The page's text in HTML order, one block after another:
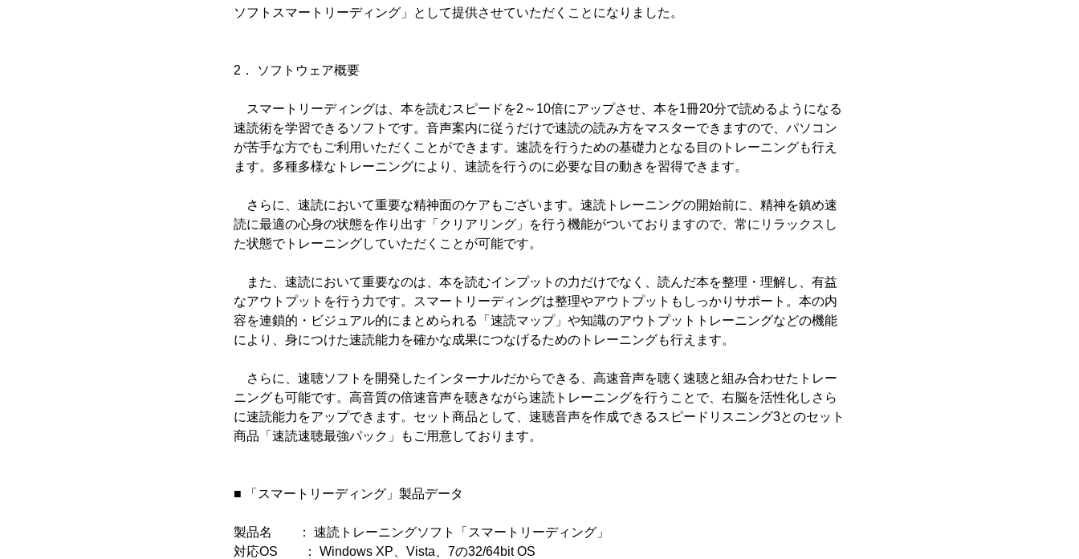
ソフトスマートリーディング」として提供させていただくことになりました。
2． ソフトウェア概要
スマートリーディングは、本を読むスピードを2～10倍にアップさせ、本を1冊20分で読めるようになる
速読術を学習できるソフトです。音声案内に従うだけで速読の読み方をマスターできますので、パソコン
が苦手な方でもご利用いただくことができます。速読を行うための基礎力となる目のトレーニングも行え
ます。多種多様なトレーニングにより、速読を行うのに必要な目の動きを習得できます。
さらに、速読において重要な精神面のケアもございます。速読トレーニングの開始前に、精神を鎮め速
読に最適の心身の状態を作り出す「クリアリング」を行う機能がついておりますので、常にリラックスし
た状態でトレーニングしていただくことが可能です。
また、速読において重要なのは、本を読むインプットの力だけでなく、読んだ本を整理・理解し、有益
なアウトプットを行う力です。スマートリーディングは整理やアウトプットもしっかりサポート。本の内
容を連鎖的・ビジュアル的にまとめられる「速読マップ」や知識のアウトプットトレーニングなどの機能
により、身につけた速読能力を確かな成果につなげるためのトレーニングも行えます。
さらに、速聴ソフトを開発したインターナルだからできる、高速音声を聴く速聴と組み合わせたトレー
ニングも可能です。高音質の倍速音声を聴きながら速読トレーニングを行うことで、右脳を活性化しさら
に速読能力をアップできます。セット商品として、速聴音声を作成できるスピードリスニング3とのセット
商品「速読速聴最強パック」もご用意しております。
■ 「スマートリーディング」製品データ
製品名 ： 速読トレーニングソフト「スマートリーディング」
対応OS ： Windows XP、Vista、7の32/64bit OS